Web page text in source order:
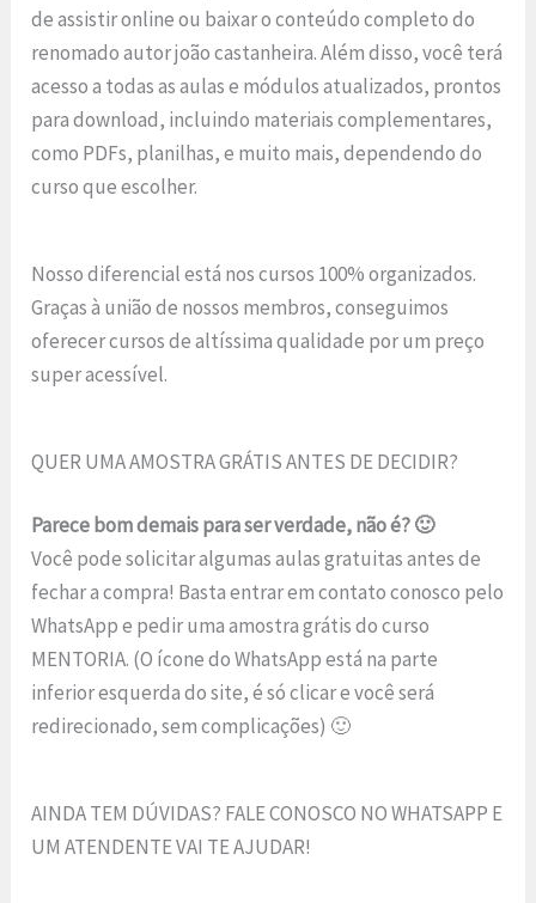
de assistir online ou baixar o conteúdo completo do
renomado autor joão castanheira. Além disso, você terá
acesso a todas as aulas e módulos atualizados, prontos
para download, incluindo materiais complementares,
como PDFs, planilhas, e muito mais, dependendo do
curso que escolher.
Nosso diferencial está nos cursos 100% organizados.
Graças à união de nossos membros, conseguimos
oferecer cursos de altíssima qualidade por um preço
super acessível.
QUER UMA AMOSTRA GRÁTIS ANTES DE DECIDIR?
Parece bom demais para ser verdade, não é? 🙂
Você pode solicitar algumas aulas gratuitas antes de
fechar a compra! Basta entrar em contato conosco pelo
WhatsApp e pedir uma amostra grátis do curso
MENTORIA. (O ícone do WhatsApp está na parte
inferior esquerda do site, é só clicar e você será
redirecionado, sem complicações) 🙂
AINDA TEM DÚVIDAS? FALE CONOSCO NO WHATSAPP E
UM ATENDENTE VAI TE AJUDAR!